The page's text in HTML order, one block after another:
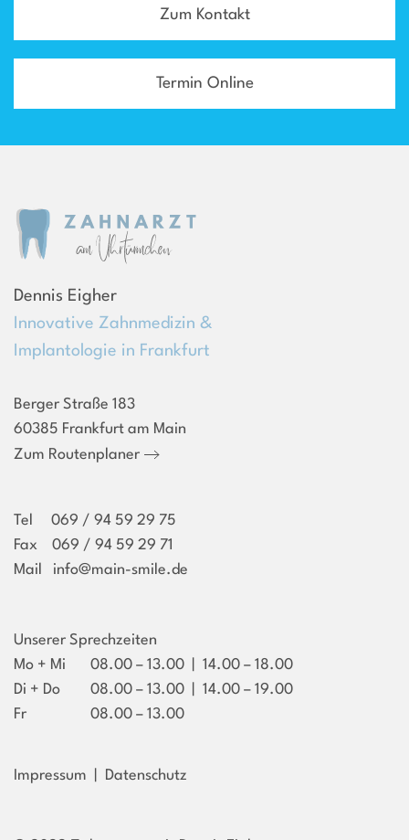
Zum Kontakt
Termin Online
Dennis Eigher
Innovative Zahnmedizin &
Implantologie in Frankfurt
Berger Straße 183
60385 Frankfurt am Main
Zum Routenplaner
Tel 069 / 94 59 29 75
Fax 069 / 94 59 29 71
Mail info@main-smile.de
Unserer Sprechzeiten
Mo + Mi
08.00 – 13.00 | 14.00 – 18.00
Di + Do
08.00 – 13.00 | 14.00 – 19.00
Fr
08.00 – 13.00
Impressum Datenschutz